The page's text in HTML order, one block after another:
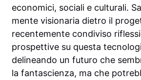
economici, sociali e culturali.
mente visionaria dietro il
recentemente condiviso
prospettive su questa
delineando un futuro che
la fantascienza, ma che